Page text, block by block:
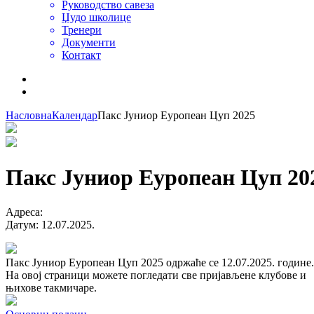
Руководство савеза
Џудо школице
Тренери
Документи
Контакт
НасловнаКалендарПакс Јуниор Еуропеан Цуп 2025
Пакс Јуниор Еуропеан Цуп
Адреса:
Датум: 12.07.2025.
Пакс Јуниор Еуропеан Цуп 2025 одржаће се 12.07.2025. године.
На овој страници можете погледати све пријављене клубове и
њихове такмичаре.